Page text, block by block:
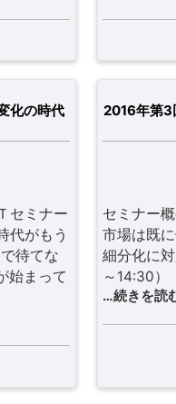
化の時代
セミナー
代がもう
待てな
始まって
2016年第3
セミナー
市場は既
細分化に
～14:30
…続きを読